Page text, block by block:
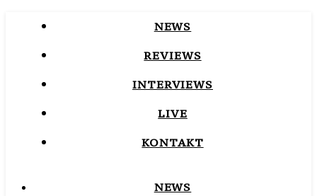
NEWS
REVIEWS
INTERVIEWS
LIVE
KONTAKT
NEWS